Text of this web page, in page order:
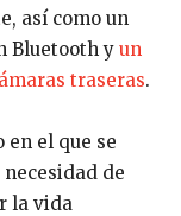
así como un
Bluetooth y un
traseras.
en el que se
de
la vida